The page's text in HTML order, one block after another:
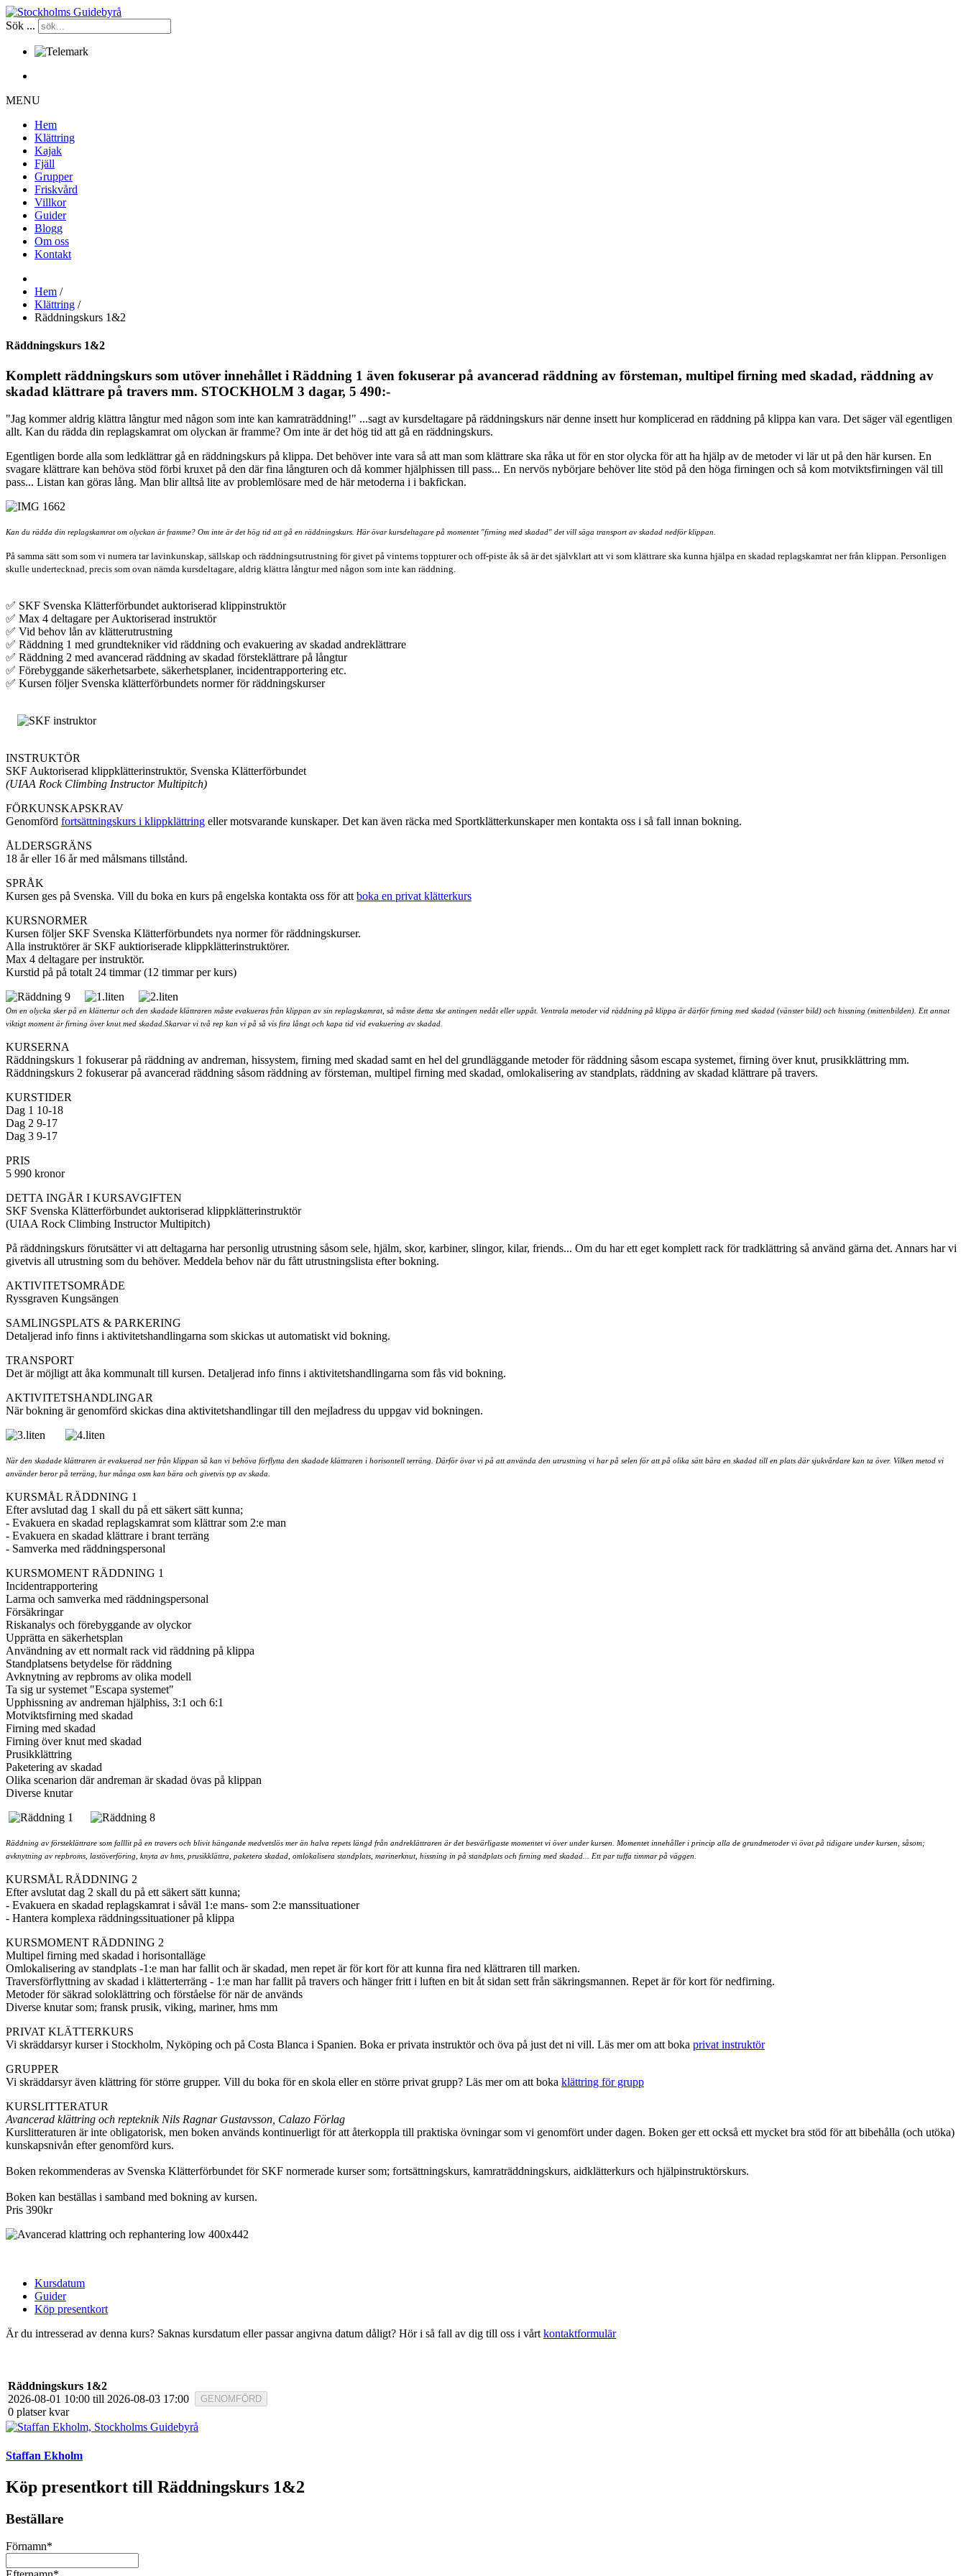
Sök ...
MENU
Hem
Klättring
Kajak
Fjäll
Grupper
Friskvård
Villkor
Guider
Blogg
Om oss
Kontakt
Hem /
Klättring /
Räddningskurs 1&2
Räddningskurs 1&2
Komplett räddningskurs som utöver innehållet i Räddning 1 även fokuserar på avancerad räddning av försteman, multipel firning med skadad, räddning av
skadad klättrare på travers mm. STOCKHOLM 3 dagar, 5 490:-
"Jag kommer aldrig klättra långtur med någon som inte kan kamraträddning!" ...sagt av kursdeltagare på räddningskurs när denne insett hur komplicerad en räddning på klippa kan vara. Det säger väl egentligen
allt. Kan du rädda din replagskamrat om olyckan är framme? Om inte är det hög tid att gå en räddningskurs.
Egentligen borde alla som ledklättrar gå en räddningskurs på klippa. Det behöver inte vara så att man som klättrare ska råka ut för en stor olycka för att ha hjälp av de metoder vi lär ut på den här kursen. En
svagare klättrare kan behöva stöd förbi kruxet på den där fina långturen och då kommer hjälphissen till pass... En nervös nybörjare behöver lite stöd på den höga firningen och så kom motviktsfirningen väl till
pass... Listan kan göras lång. Man blir alltså lite av problemlösare med de här metoderna i i bakfickan.
Kan du rädda din replagskamrat om olyckan är framme? Om inte är det hög tid att gå en räddningskurs. Här övar kursdeltagare på momentet "firning med skadad" det vill säga transport av skadad nedför klippan.
På samma sätt som som vi numera tar lavinkunskap, sällskap och räddningsutrustning för givet på vinterns toppturer och off-piste åk så är det självklart att vi som klättrare ska kunna hjälpa en skadad replagskamrat ner från klippan. Personligen
skulle undertecknad, precis som ovan nämda kursdeltagare, aldrig klättra långtur med någon som inte kan räddning.
✅ SKF Svenska Klätterförbundet auktoriserad klippinstruktör
✅ Max 4 deltagare per Auktoriserad instruktör
✅ Vid behov lån av klätterutrustning
✅ Räddning 1 med grundtekniker vid räddning och evakuering av skadad andreklättrare
✅ Räddning 2 med avancerad räddning av skadad försteklättrare på långtur
✅ Förebyggande säkerhetsarbete, säkerhetsplaner, incidentrapportering etc.
✅ Kursen följer Svenska klätterförbundets normer för räddningskurser
INSTRUKTÖR
SKF Auktoriserad klippklätterinstruktör, Svenska Klätterförbundet
(UIAA Rock Climbing Instructor Multipitch)
FÖRKUNSKAPSKRAV
Genomförd fortsättningskurs i klippklättring eller motsvarande kunskaper. Det kan även räcka med Sportklätterkunskaper men kontakta oss i så fall innan bokning.
ÅLDERSGRÄNS
18 år eller 16 år med målsmans tillstånd.
SPRÅK
Kursen ges på Svenska. Vill du boka en kurs på engelska kontakta oss för att boka en privat klätterkurs
KURSNORMER
Kursen följer SKF Svenska Klätterförbundets nya normer för räddningskurser.
Alla instruktörer är SKF auktioriserade klippklätterinstruktörer.
Max 4 deltagare per instruktör.
Kurstid på på totalt 24 timmar (12 timmar per kurs)
Om en olycka sker på en klättertur och den skadade klättraren måste evakueras från klippan av sin replagskamrat, så måste detta ske antingen nedåt eller uppåt. Ventrala metoder vid räddning på klippa är därför firning med skadad (vänster bild) och hissning (mittenbilden). Ett annat
viktigt moment är firning över knut med skadad.Skarvar vi två rep kan vi på så vis fira långt och kapa tid vid evakuering av skadad.
KURSERNA
Räddningskurs 1 fokuserar på räddning av andreman, hissystem, firning med skadad samt en hel del grundläggande metoder för räddning såsom escapa systemet, firning över knut, prusikklättring mm.
Räddningskurs 2 fokuserar på avancerad räddning såsom räddning av försteman, multipel firning med skadad, omlokalisering av standplats, räddning av skadad klättrare på travers.
KURSTIDER
Dag 1 10-18
Dag 2 9-17
Dag 3 9-17
PRIS
5 990 kronor
DETTA INGÅR I KURSAVGIFTEN
SKF Svenska Klätterförbundet auktoriserad klippklätterinstruktör
(UIAA Rock Climbing Instructor Multipitch)
På räddningskurs förutsätter vi att deltagarna har personlig utrustning såsom sele, hjälm, skor, karbiner, slingor, kilar, friends... Om du har ett eget komplett rack för tradklättring så använd gärna det. Annars har vi
givetvis all utrustning som du behöver. Meddela behov när du fått utrustningslista efter bokning.
AKTIVITETSOMRÅDE
Ryssgraven Kungsängen
SAMLINGSPLATS & PARKERING
Detaljerad info finns i aktivitetshandlingarna som skickas ut automatiskt vid bokning.
TRANSPORT
Det är möjligt att åka kommunalt till kursen. Detaljerad info finns i aktivitetshandlingarna som fås vid bokning.
AKTIVITETSHANDLINGAR
När bokning är genomförd skickas dina aktivitetshandlingar till den mejladress du uppgav vid bokningen.
När den skadade klättraren är evakuerad ner från klippan så kan vi behöva förflytta den skadade klättraren i horisontell terräng. Därför övar vi på att använda den utrustning vi har på selen för att på olika sätt bära en skadad till en plats där sjukvårdare kan ta över. Vilken metod vi
använder beror på terräng, hur många osm kan bära och givetvis typ av skada.
KURSMÅL RÄDDNING 1
Efter avslutad dag 1 skall du på ett säkert sätt kunna;
- Evakuera en skadad replagskamrat som klättrar som 2:e man
- Evakuera en skadad klättrare i brant terräng
- Samverka med räddningspersonal
KURSMOMENT RÄDDNING 1
Incidentrapportering
Larma och samverka med räddningspersonal
Försäkringar
Riskanalys och förebyggande av olyckor
Upprätta en säkerhetsplan
Användning av ett normalt rack vid räddning på klippa
Standplatsens betydelse för räddning
Avknytning av repbroms av olika modell
Ta sig ur systemet "Escapa systemet"
Upphissning av andreman hjälphiss, 3:1 och 6:1
Motviktsfirning med skadad
Firning med skadad
Firning över knut med skadad
Prusikklättring
Paketering av skadad
Olika scenarion där andreman är skadad övas på klippan
Diverse knutar
Räddning av försteklättrare som falllit på en travers och blivit hängande medvetslös mer än halva repets längd från andreklättraren är det besvärligaste momentet vi över under kursen. Momentet innehåller i princip alla de grundmetoder vi övat på tidigare under kursen, såsom;
avknytning av repbroms, lastöverföring, knyta av hms, prusikklättra, paketera skadad, omlokalisera standplats, marinerknut, hissning in på standplats och firning med skadad... Ett par tuffa timmar på väggen.
KURSMÅL RÄDDNING 2
Efter avslutat dag 2 skall du på ett säkert sätt kunna;
- Evakuera en skadad replagskamrat i såväl 1:e mans- som 2:e manssituationer
- Hantera komplexa räddningssituationer på klippa
KURSMOMENT RÄDDNING 2
Multipel firning med skadad i horisontalläge
Omlokalisering av standplats -1:e man har fallit och är skadad, men repet är för kort för att kunna fira ned klättraren till marken.
Traversförflyttning av skadad i klätterterräng - 1:e man har fallit på travers och hänger fritt i luften en bit åt sidan sett från säkringsmannen. Repet är för kort för nedfirning.
Metoder för säkrad soloklättring och förståelse för när de används
Diverse knutar som; fransk prusik, viking, mariner, hms mm
PRIVAT KLÄTTERKURS
Vi skräddarsyr kurser i Stockholm, Nyköping och på Costa Blanca i Spanien. Boka er privata instruktör och öva på just det ni vill. Läs mer om att boka privat instruktör
GRUPPER
Vi skräddarsyr även klättring för större grupper. Vill du boka för en skola eller en större privat grupp? Läs mer om att boka klättring för grupp
KURSLITTERATUR
Avancerad klättring och repteknik Nils Ragnar Gustavsson, Calazo Förlag
Kurslitteraturen är inte obligatorisk, men boken används kontinuerligt för att återkoppla till praktiska övningar som vi genomfört under dagen. Boken ger ett också ett mycket bra stöd för att bibehålla (och utöka)
kunskapsnivån efter genomförd kurs.
Boken rekommenderas av Svenska Klätterförbundet för SKF normerade kurser som; fortsättningskurs, kamraträddningskurs, aidklätterkurs och hjälpinstruktörskurs.
Boken kan beställas i samband med bokning av kursen.
Pris 390kr
Kursdatum
Guider
Köp presentkort
Är du intresserad av denna kurs? Saknas kursdatum eller passar angivna datum dåligt? Hör i så fall av dig till oss i vårt kontaktformulär
Räddningskurs 1&2
2026-08-01 10:00 till 2026-08-03 17:00
0 platser kvar
GENOMFÖRD
Staffan Ekholm
Köp presentkort till Räddningskurs 1&2
Beställare
Förnamn*